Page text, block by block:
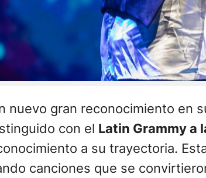
nuevo gran reconocimiento en
con el Latin Grammy a
a su trayectoria.
canciones que se